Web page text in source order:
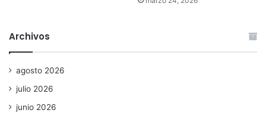
Archivos
agosto 2026
julio 2026
junio 2026